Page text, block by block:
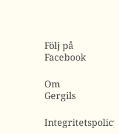
Följ på
Facebook
Om
Gergils
Integritetspolicy